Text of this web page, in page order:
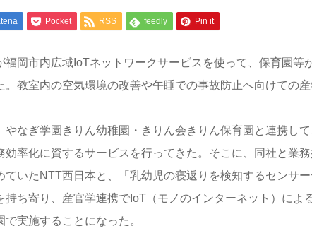
Pocket RSS feedly Pin it
福岡市内広域IoTネットワークサービスを使って、保育園等
教室内の空気環境の改善や午睡での事故防止へ向けての産
やなぎ学園きりん幼稚園・きりん会きりん保育園と連携し
効率化に資するサービスを行ってきた。そこに、同社と業
ていたNTT西日本と、「乳幼児の寝返りを検知するセンサ
持ち寄り、産官学連携でIoT（モノのインターネット）によ
実施することになった。